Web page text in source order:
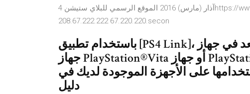
آذار (مارس) 2016 الموقع الرسمي للبلاي ستيشن 4https://www.playstation.com/en-us/explore/ps4/. primany=
208.67.222.222 67.220.220.secon
باستخدام تطبيق [PS4 Link]، يمكنك التحكم عن بُعد في جهاز PS4 بواسطة
جهاز PlayStation®Vita أو جهاز PlayStation®TV. تعرّف على المزيد حول
على الأجهزة الموجودة لديك في
دليل